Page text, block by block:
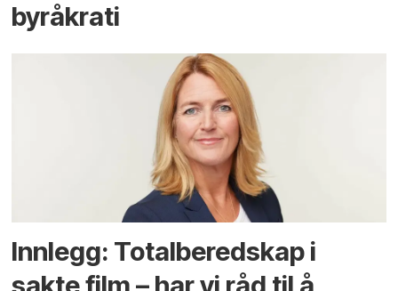
byråkrati
Innlegg: Totalberedskap i